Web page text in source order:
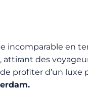
incomparable en
des
profiter d’un luxe